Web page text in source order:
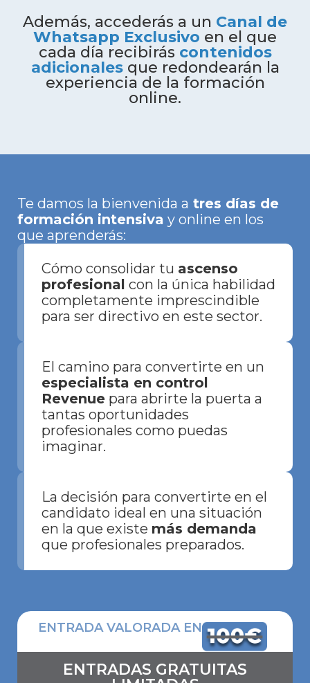
Además, accederás a un Canal de
Whatsapp Exclusivo en el que
cada día recibirás contenidos
adicionalesque redondearán la
experiencia de la formación
online.
Te damos la bienvenida a tres días de
formación intensiva y online en los
que aprenderás:
Cómo consolidar tu ascenso
profesional con la única habilidad
completamente imprescindible
para ser directivo en este sector.
El camino para convertirte en un
especialista en control
Revenue para abrirte la puerta a
tantas oportunidades
profesionales como puedas
imaginar.
La decisión para convertirte en el
candidato ideal en una situación
en la que existe más demanda
que profesionales preparados.
ENTRADA VALORADA EN
ENTRADAS GRATUITAS